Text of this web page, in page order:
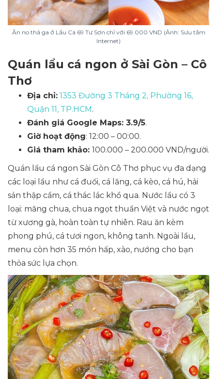
Ăn no thả ga ở Lẩu Cá 69 Tư Sơn chỉ với 69.000 VND (Ảnh: Sưu tầm
Internet)
Quán lẩu cá ngon ở Sài Gòn – Cô
Thơ
Địa chỉ: 1353 Đường 3 Tháng 2, Phường 16,
Quận 11, TP.HCM.
Đánh giá Google Maps: 3.9/5.
Giờ hoạt động: 12:00 – 00:00.
Giá tham khảo: 100.000 – 200.000 VND/người.
Quán lẩu cá ngon Sài Gòn Cô Thơ phục vụ đa dạng
các loại lẩu như cá đuối, cá lăng, cá kèo, cá hú, hải
sản thập cẩm, cá thác lác khổ qua. Nước lẩu có 3
loại: măng chua, chua ngọt thuần Việt và nước ngọt
từ xương gà, hoàn toàn tự nhiên. Rau ăn kèm
phong phú, cá tươi ngon, không tanh. Ngoài lẩu,
menu còn hơn 35 món hấp, xào, nướng cho bạn
thỏa sức lựa chọn.